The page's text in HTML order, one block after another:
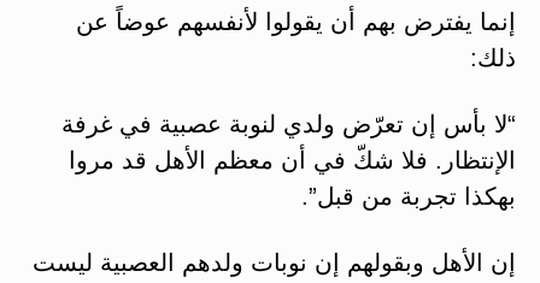
إنما يفترض بهم أن يقولوا لأنفسهم عوضاً عن
ذلك:
“لا بأس إن تعرّض ولدي لنوبة عصبية في غرفة
الإنتظار. فلا شكّ في أن معظم الأهل قد مروا
بهكذا تجربة من قبل”.
إن الأهل وبقولهم إن نوبات ولدهم العصبية ليست